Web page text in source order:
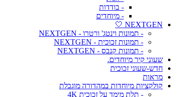
- בודדות
- מיוחדים
NEXTGEN 🤍
- תמונות וינטג' ורטרו - NEXTGEN
- תמונות זכוכית - NEXTGEN
- תמונות קנבס - NEXTGEN
שעוני קיר מיוחדים.
חדש-שעוני זכוכית
מראות
קולקציות מיוחדות במהדורה מוגבלת
- תלת מימד על זכוכית 4K